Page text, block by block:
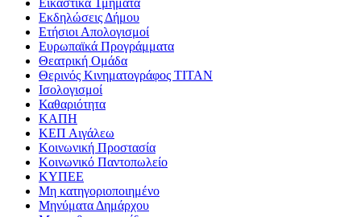
Εκδηλώσεις Δήμου
Ετήσιοι Απολογισμοί
Ευρωπαϊκά Προγράμματα
Θεατρική Ομάδα
Θερινός Κινηματογράφος ΤΙΤΑΝ
Ισολογισμοί
Καθαριότητα
ΚΑΠΗ
ΚΕΠ Αιγάλεω
Κοινωνική Προστασία
Κοινωνικό Παντοπωλείο
ΚΥΠΕΕ
Μη κατηγοριοποιημένο
Μηνύματα Δημάρχου